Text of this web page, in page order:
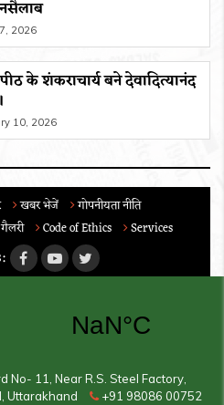
2026
के शंकराचार्य बने देवादित्यानंद
10, 2026
खबर भेजें
गोपनीयता नीति
Code of Ethics Services
No- 11, Near R.S. Steel Factory,
Uttarakhand
+91 98086 00752